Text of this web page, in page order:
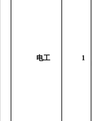
电工 1